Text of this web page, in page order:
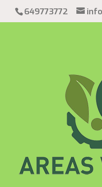
649773772